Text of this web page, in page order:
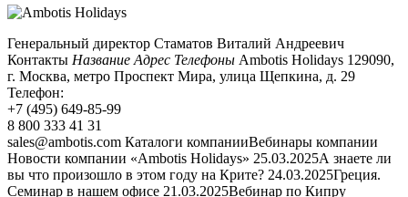
Генеральный директор Стаматов Виталий Андреевич
Контакты Название Адрес Телефоны Ambotis Holidays 129090,
г. Москва, метро Проспект Мира, улица Щепкина, д. 29
Телефон:
+7 (495) 649-85-99
8 800 333 41 31
sales@ambotis.com Каталоги компанииВебинары компании
Новости компании «Ambotis Holidays» 25.03.2025А знаете ли
вы что произошло в этом году на Крите? 24.03.2025Греция.
Семинар в нашем офисе 21.03.2025Вебинар по Кипру